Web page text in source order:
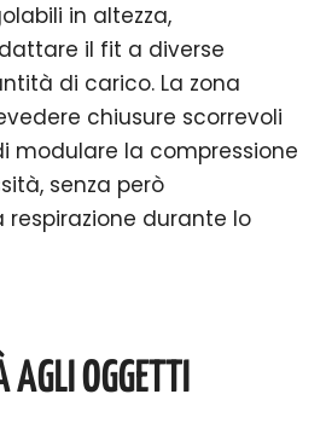
in altezza,
il fit a diverse
di carico. La zona
chiusure scorrevoli
modulare la compressione
senza però
durante lo
AGLI OGGETTI